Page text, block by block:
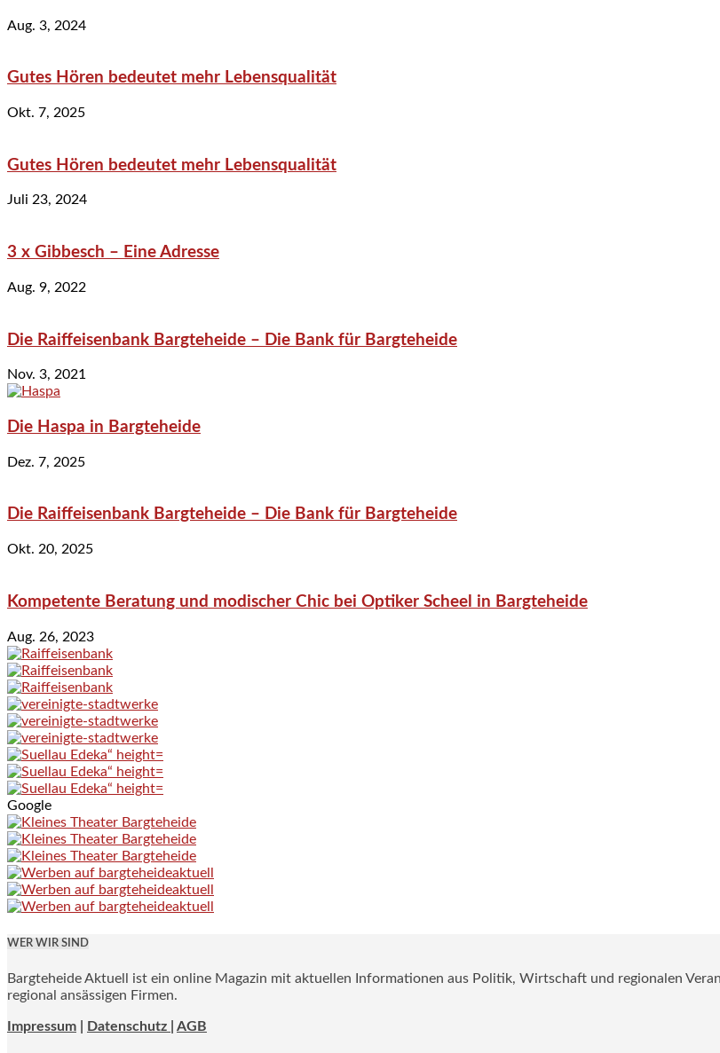
Aug. 3, 2024
Gutes Hören bedeutet mehr Lebensqualität
Okt. 7, 2025
Gutes Hören bedeutet mehr Lebensqualität
Juli 23, 2024
3 x Gibbesch – Eine Adresse
Aug. 9, 2022
Die Raiffeisenbank Bargteheide – Die Bank für Bargteheide
Nov. 3, 2021
Die Haspa in Bargteheide
Dez. 7, 2025
Die Raiffeisenbank Bargteheide – Die Bank für Bargteheide
Okt. 20, 2025
Kompetente Beratung und modischer Chic bei Optiker Scheel in Bargteheide
Aug. 26, 2023
Google
WER WIR SIND
Bargteheide Aktuell ist ein online Magazin mit aktuellen Informationen aus Politik, Wirtschaft und regionalen
regional ansässigen Firmen.
Impressum Datenschutz | AGB